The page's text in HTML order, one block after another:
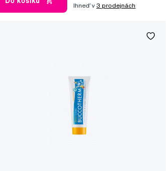
Ihneď v 3 prodejnách